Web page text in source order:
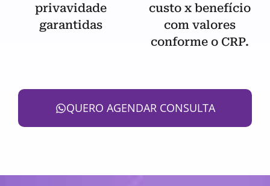
privavidade
garantidas
custo x benefício
com valores
conforme o CRP.
QUERO AGENDAR CONSULTA